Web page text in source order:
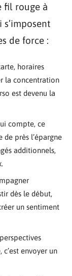
fil rouge à
de force :
horaires
la concentration
est devenu la
compte, ce
de près l’épargne
additionnels,
dès le début,
un sentiment
envoyer un